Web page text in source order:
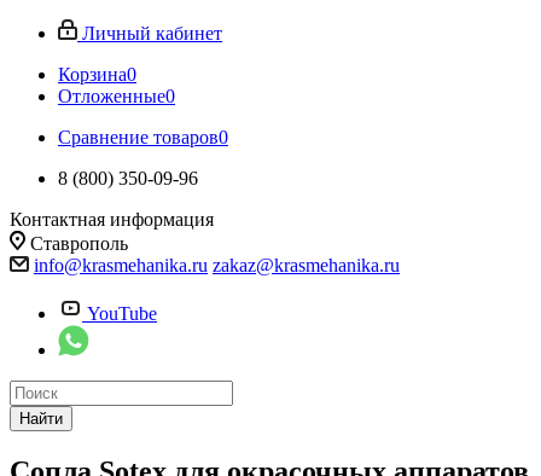
Личный кабинет
Корзина0
Отложенные0
Сравнение товаров0
8 (800) 350-09-96
Контактная информация
Ставрополь
info@krasmehanika.ru zakaz@krasmehanika.ru
YouTube
Найти